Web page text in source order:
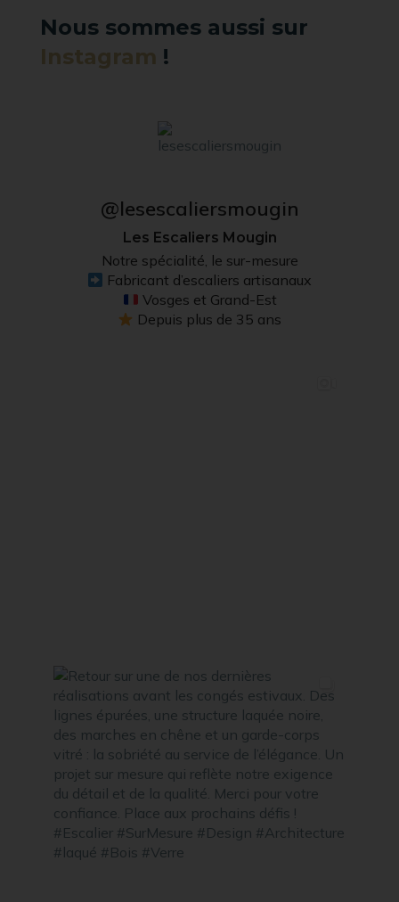
Nous sommes aussi sur
Instagram !
@lesescaliersmougin
Les Escaliers Mougin
Notre spécialité, le sur-mesure
Fabricant d’escaliers artisanaux
Vosges et Grand-Est
Depuis plus de 35 ans